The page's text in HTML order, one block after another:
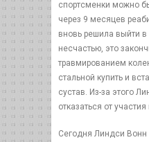
спортсменки можно
через 9 месяцев
вновь решила выйти
несчастью, это
травмированием
стальной купить и
сустав. Из-за этого
отказаться от
Сегодня Линдси Вонн